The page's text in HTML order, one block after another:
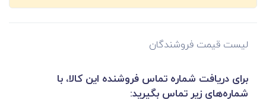
لیست قیمت فروشندگان
برای دریافت شماره تماس فروشنده این کالا، با
شماره‌های زیر تماس بگیرید: